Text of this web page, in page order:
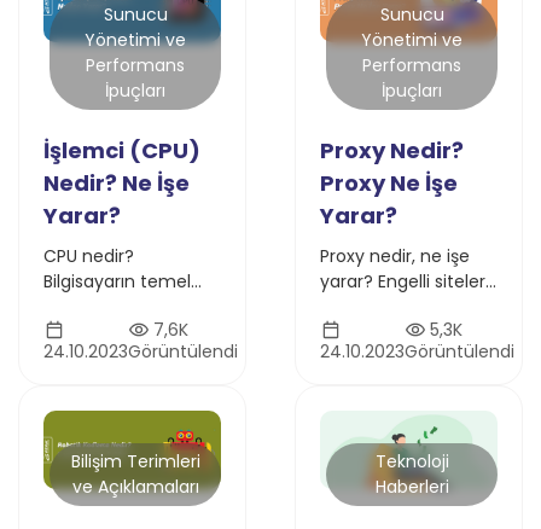
Sunucu
Yönetimi ve
Performans
İpuçları
İşlemci (CPU)
Nedir? Ne İşe
Yarar?
CPU nedir?
Bilgisayarın temel
işlemcinin görevleri,
nasıl çalıştığı ve bilgi
rolünü detaylı şekilde
keşfedin
24.10.2023
7,6K
Görüntülendi
Sunucu
Yönetimi ve
Performans
İpuçları
Proxy Nedir?
Proxy Ne İşe
Yarar?
Proxy nedir, ne işe
yarar? Engelli sitelere
ağlarına kadar proxy
kullanımı ve
24.10.2023
5,3K
Görüntülendi
Bilişim Terimleri
ve Açıklamaları
Teknoloji
Haberleri